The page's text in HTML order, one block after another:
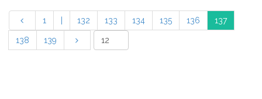
1 132 133 134 135 136 137
138 139